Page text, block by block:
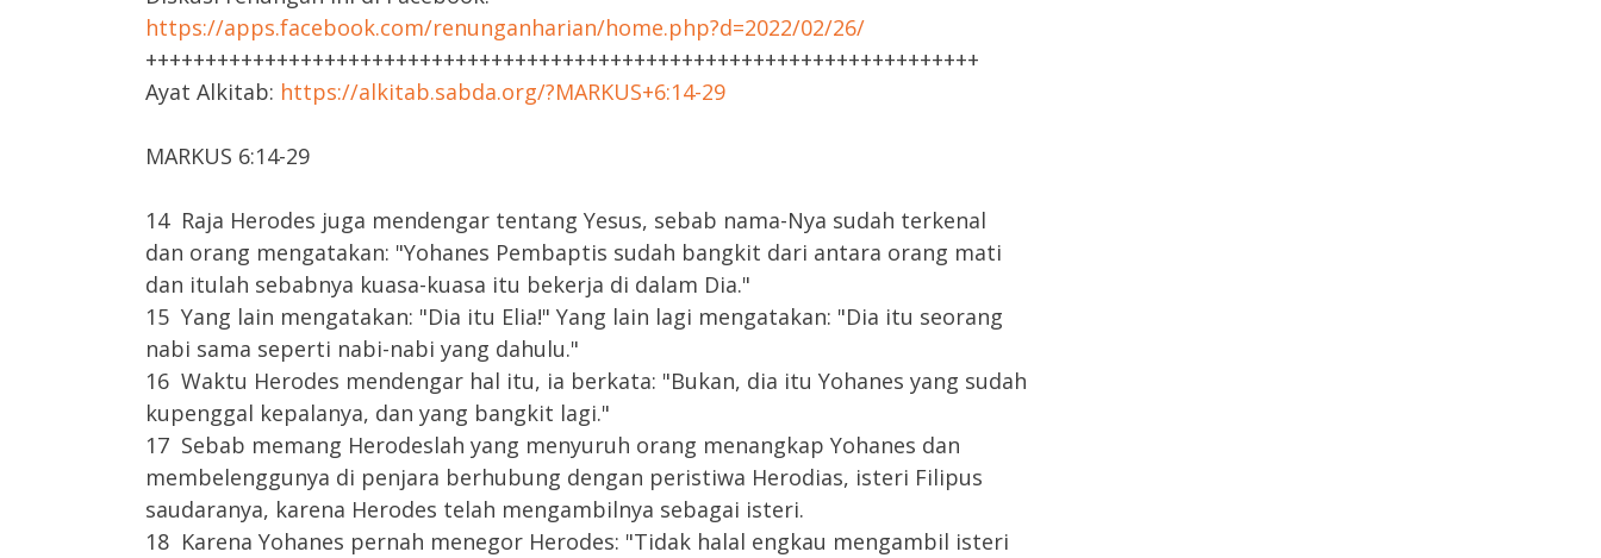
https://apps.facebook.com/renunganharian/home.php?d=2022/02/26/
++++++++++++++++++++++++++++++++++++++++++++++++++++++++++++++++++++++
Ayat Alkitab: https://alkitab.sabda.org/?MARKUS+6:14-29
MARKUS 6:14-29
14 Raja Herodes juga mendengar tentang Yesus, sebab nama-Nya sudah terkenal
dan orang mengatakan: "Yohanes Pembaptis sudah bangkit dari antara orang mati
dan itulah sebabnya kuasa-kuasa itu bekerja di dalam Dia."
15 Yang lain mengatakan: "Dia itu Elia!" Yang lain lagi mengatakan: "Dia itu seorang
nabi sama seperti nabi-nabi yang dahulu."
16 Waktu Herodes mendengar hal itu, ia berkata: "Bukan, dia itu Yohanes yang sudah
kupenggal kepalanya, dan yang bangkit lagi."
17 Sebab memang Herodeslah yang menyuruh orang menangkap Yohanes dan
membelenggunya di penjara berhubung dengan peristiwa Herodias, isteri Filipus
saudaranya, karena Herodes telah mengambilnya sebagai isteri.
18 Karena Yohanes pernah menegor Herodes: "Tidak halal engkau mengambil isteri